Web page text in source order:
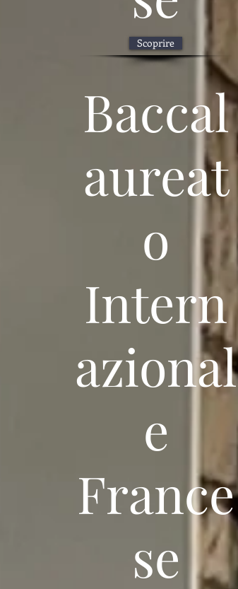
Baccal
aureat
o
Intern
azional
e
France
se
Scoprire